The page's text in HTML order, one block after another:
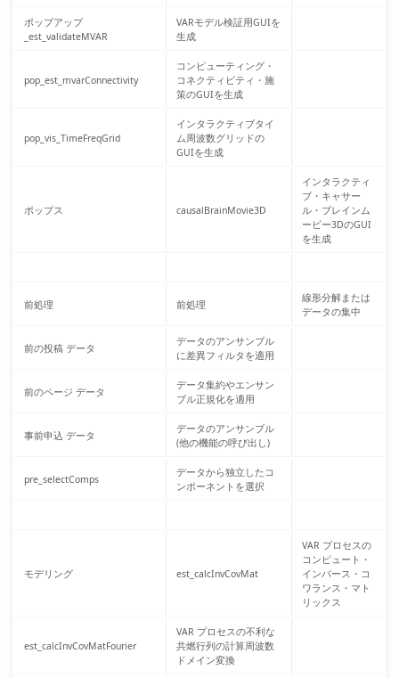
ポップアップ
_est_validateMVAR
VARモデル検証用GUIを
生成
pop_est_mvarConnectivity
コンピューティング・
コネクティビティ・施
策のGUIを生成
pop_vis_TimeFreqGrid
インタラクティブタイ
ム周波数グリッドの
GUIを生成
ポップス causalBrainMovie3D
インタラクティ
ブ・キャサー
ル・ブレインム
ービー3DのGUI
を生成
前処理 前処理
線形分解または
データの集中
前の投稿 データ
データのアンサンブル
に差異フィルタを適用
前のページ データ
データ集約やエンサン
ブル正規化を適用
事前申込 データ
データのアンサンブル
(他の機能の呼び出し)
pre_selectComps
データから独立したコ
ンポーネントを選択
モデリング est_calcInvCovMat
VAR プロセスの
コンピュート・
インバース・コ
ワランス・マト
リックス
est_calcInvCovMatFourier
VAR プロセスの不利な
共燃行列の計算周波数
ドメイン変換